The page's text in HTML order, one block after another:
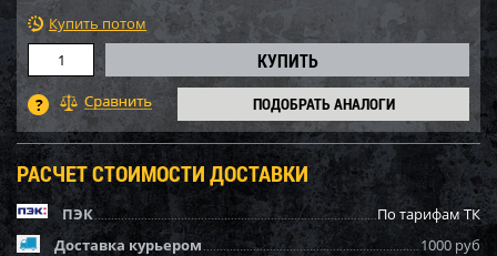
Купить потом
ПОДОБРАТЬ АНАЛОГИ
РАСЧЕТ СТОИМОСТИ ДОСТАВКИ
ПЭК
По тарифам ТК
Доставка курьером
1000 руб